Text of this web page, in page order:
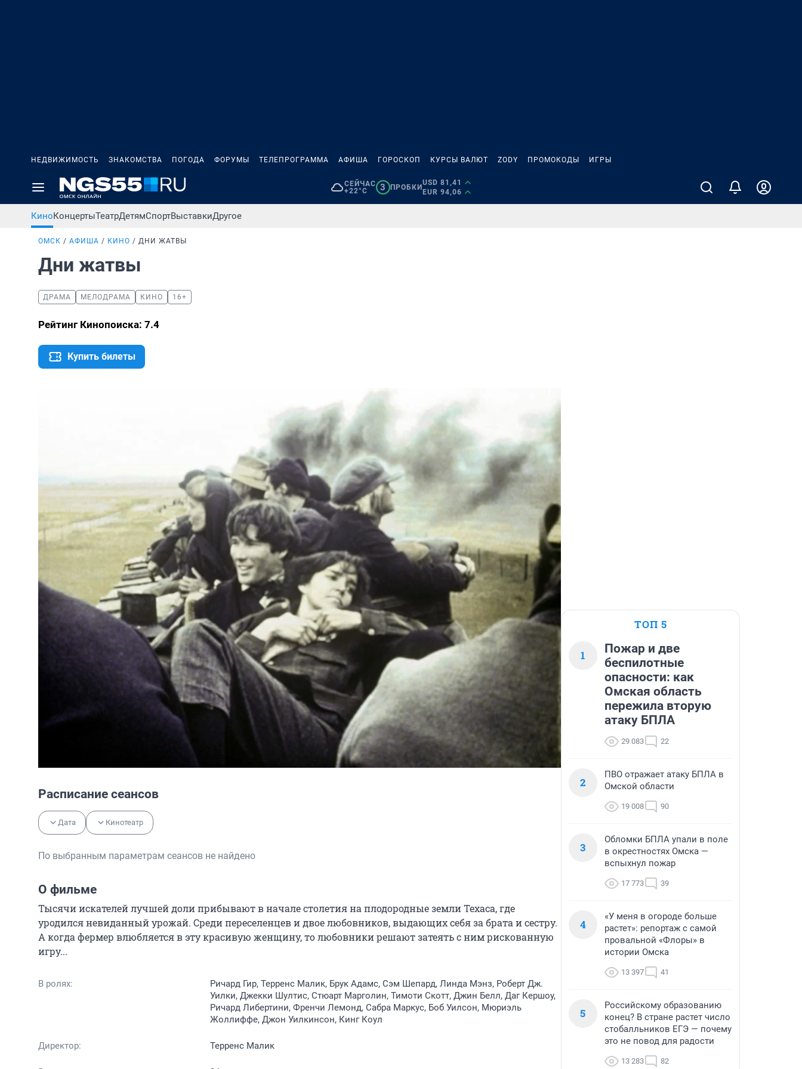
НЕДВИЖИМОСТЬ ЗНАКОМСТВА ПОГОДА ФОРУМЫ ТЕЛЕПРОГРАММА АФИША ГОРОСКОП КУРСЫ ВАЛЮТ ZODY ПРОМОКОДЫ ИГРЫ
СЕЙЧАС
+22°C
3 ПРОБКИ
USD 81,41
EUR 94,06
КиноКонцертыТеатрДетямСпортВыставкиДругое
ОМСК АФИША КИНО ДНИ ЖАТВЫ
Дни жатвы
ДРАМА МЕЛОДРАМА КИНО 16+
Рейтинг Кинопоиска: 7.4
Купить билеты
Расписание сеансов
Дата Кинотеатр
По выбранным параметрам сеансов не найдено
О фильме
Тысячи искателей лучшей доли прибывают в начале столетия на плодородные земли Техаса, где
уродился невиданный урожай. Среди переселенцев и двое любовников, выдающих себя за брата и сестру.
А когда фермер влюбляется в эту красивую женщину, то любовники решают затеять с ним рискованную
игру...
В ролях:
Ричард Гир, Терренс Малик, Брук Адамс, Сэм Шепард, Линда Мэнз, Роберт Дж.
Уилки, Джекки Шултис, Стюарт Марголин, Тимоти Скотт, Джин Белл, Даг Кершоу,
Ричард Либертини, Френчи Лемонд, Сабра Маркус, Боб Уилсон, Мюриэль
Жоллиффе, Джон Уилкинсон, Кинг Коул
Директор: Терренс Малик
ТОП 5
1
Пожар и две
беспилотные
опасности: как
Омская область
пережила вторую
атаку БПЛА
29 083 22
2
ПВО отражает атаку БПЛА в
Омской области
19 008 90
3
Обломки БПЛА упали в поле
в окрестностях Омска —
вспыхнул пожар
17 773 39
4
«У меня в огороде больше
растет»: репортаж с самой
провальной «Флоры» в
истории Омска
13 397 41
5
Российскому образованию
конец? В стране растет число
стобалльников ЕГЭ — почему
это не повод для радости
13 283 82